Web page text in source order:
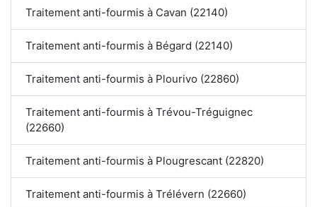
Traitement anti-fourmis à Cavan (22140)
Traitement anti-fourmis à Bégard (22140)
Traitement anti-fourmis à Plourivo (22860)
Traitement anti-fourmis à Trévou-Tréguignec
(22660)
Traitement anti-fourmis à Plougrescant (22820)
Traitement anti-fourmis à Trélévern (22660)